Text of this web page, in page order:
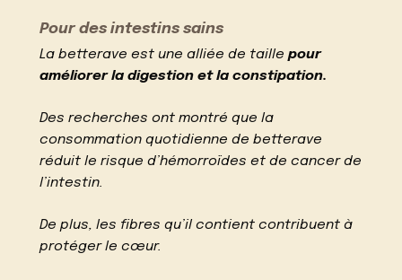
Pour des intestins sains
La betterave est une alliée de taillepour
améliorer la digestion et la constipation.
Des recherches ont montré que la
consommation quotidienne de betterave
réduit le risque d’hémorroïdes et de cancer de
l’intestin.
De plus, les fibres qu’il contient contribuent à
protéger le cœur.